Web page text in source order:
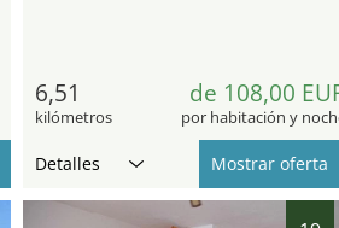
6,51
kilómetros
de 108,00
por habitación y
Detalles Mostrar oferta